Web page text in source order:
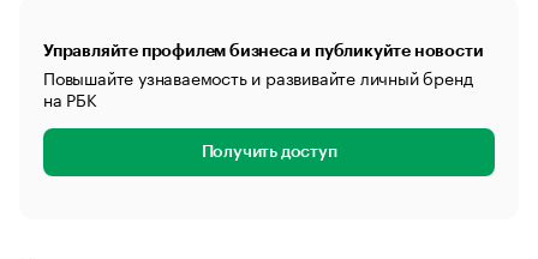
Управляйте профилем бизнеса и публикуйте новости
Повышайте узнаваемость и развивайте личный бренд
на РБК
Получить доступ